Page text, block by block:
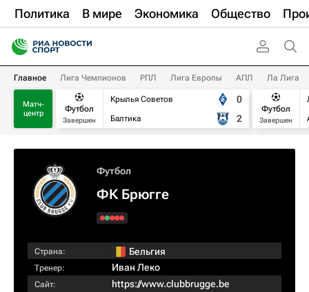
Политика В мире Экономика Общество
Главное Лига Чемпионов РПЛ Лига Европы АПЛ Ла Лига
Матч-
центр
Футбол
Завершен
Крылья Советов
Балтика
0
2
Футбол
Завершен
Футбол
ФК Брюгге
Страна: Бельгия
Тренер: Иван Леко
Сайт: https://www.clubbrugge.be